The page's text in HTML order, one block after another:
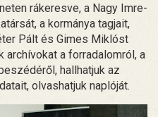
rákeresve, a Nagy Imre-
a kormánya tagjait,
Pált és Gimes Miklóst
a forradalomról, a
hallhatjuk az
olvashatjuk naplóját.